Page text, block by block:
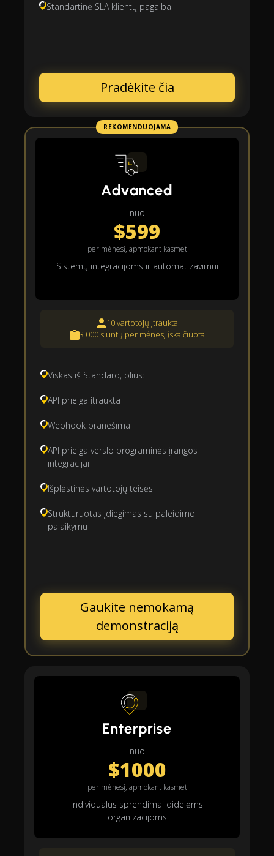
Standartinė SLA klientų pagalba
Pradėkite čia
REKOMENDUOJAMA
Advanced
nuo
$599
per mėnesį, apmokant kasmet
Sistemų integracijoms ir automatizavimui
10 vartotojų įtraukta
3 000 siuntų per mėnesį įskaičiuota
Viskas iš Standard, plius:
API prieiga įtraukta
Webhook pranešimai
API prieiga verslo programinės įrangos
integracijai
Išplėstinės vartotojų teisės
Struktūruotas įdiegimas su paleidimo
palaikymu
Gaukite nemokamą
demonstraciją
Enterprise
nuo
$1000
per mėnesį, apmokant kasmet
Individualūs sprendimai didelėms
organizacijoms